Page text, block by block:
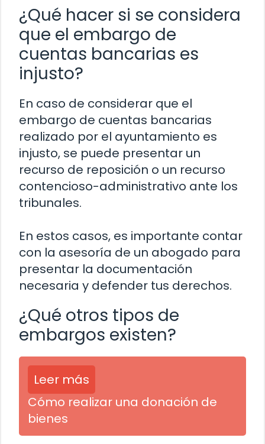
¿Qué hacer si se considera
que el embargo de
cuentas bancarias es
injusto?
En caso de considerar que el
embargo de cuentas bancarias
realizado por el ayuntamiento es
injusto, se puede presentar un
recurso de reposición o un recurso
contencioso-administrativo ante los
tribunales.
En estos casos, es importante contar
con la asesoría de un abogado para
presentar la documentación
necesaria y defender tus derechos.
¿Qué otros tipos de
embargos existen?
Leer más
Cómo realizar una donación de
bienes